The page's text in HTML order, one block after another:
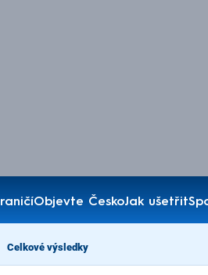
Objevte ČeskoJak ušetřit
Celkové výsledky